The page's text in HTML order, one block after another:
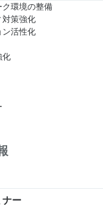
環境の整備
対策強化
ン活性化
化
ナー